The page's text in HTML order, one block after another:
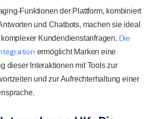
Funktionen der Plattform, kombiniert
und Chatbots, machen sie ideal
Kundendienstanfragen. Die
ermöglicht Marken eine
dieser Interaktionen mit Tools zur
und zur Aufrechterhaltung einer